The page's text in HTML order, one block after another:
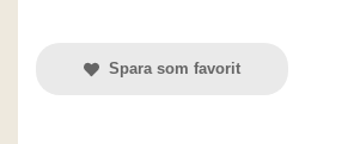
Spara som favorit